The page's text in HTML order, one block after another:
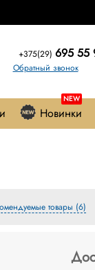
+375(29) 695 55
Обратный звонок
NEW
Новинки
товары (6)